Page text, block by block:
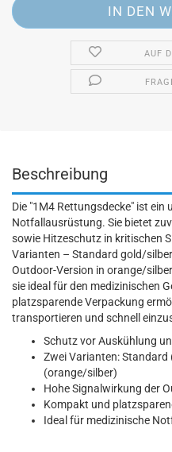
AUF
Beschreibung
Die "1M4 Rettungsdecke" ist ein
Notfallausrüstung. Sie bietet
sowie Hitzeschutz in kritischen
Varianten – Standard gold/
Outdoor-Version in orange/
sie ideal für den medizinischen
platzsparende Verpackung
transportieren und schnell
Schutz vor Auskühlung
Zwei Varianten:
(orange/silber)
Hohe Signalwirkung der
Kompakt und
Ideal für medizinische